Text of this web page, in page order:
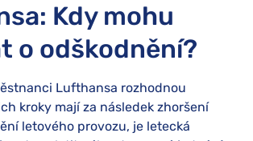
Kdy mohu
o odškodnění?
Lufthansa rozhodnou
kroky mají za následek zhoršení
letového provozu, je letecká